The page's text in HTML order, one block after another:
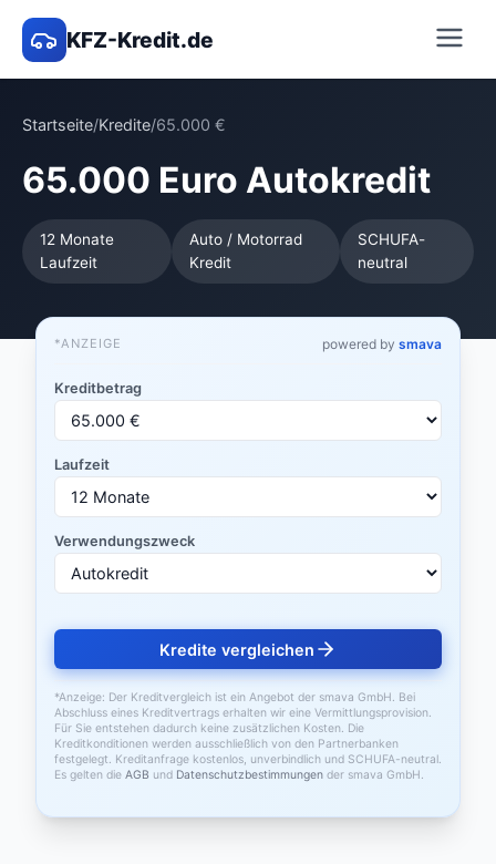
KFZ-Kredit.de
Startseite/Kredite/65.000 €
65.000 Euro Autokredit
12 Monate
Laufzeit
Auto / Motorrad
Kredit
SCHUFA-
neutral
*ANZEIGE powered by smava
Kreditbetrag
Laufzeit
Verwendungszweck
Kredite vergleichen
*Anzeige: Der Kreditvergleich ist ein Angebot der smava GmbH. Bei
Abschluss eines Kreditvertrags erhalten wir eine Vermittlungsprovision.
Für Sie entstehen dadurch keine zusätzlichen Kosten. Die
Kreditkonditionen werden ausschließlich von den Partnerbanken
festgelegt. Kreditanfrage kostenlos, unverbindlich und SCHUFA-neutral.
Es gelten die AGB und Datenschutzbestimmungen der smava GmbH.